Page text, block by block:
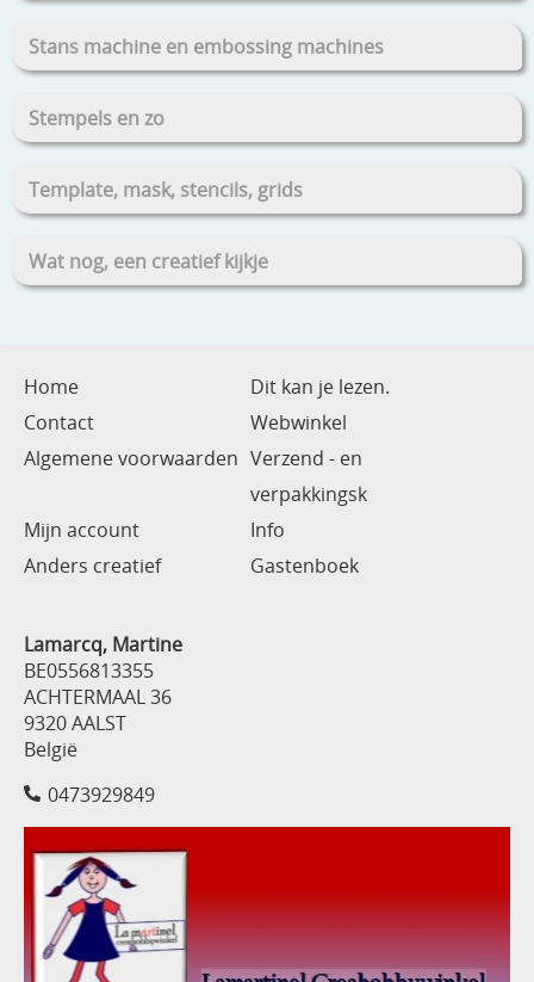
Stans machine en embossing machines
Stempels en zo
Template, mask, stencils, grids
Wat nog, een creatief kijkje
Home
Dit kan je lezen.
Contact
Webwinkel
Algemene voorwaarden Verzend - en
verpakkingsk
Mijn account
Info
Anders creatief
Gastenboek
Lamarcq, Martine
BE0556813355
ACHTERMAAL 36
9320 AALST
België
0473929849